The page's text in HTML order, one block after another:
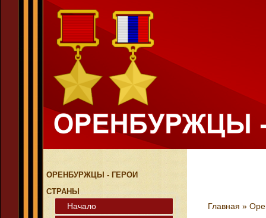
ОРЕНБУРЖЦЫ - ГЕРОИ
СТРАНЫ
Начало
Главная »